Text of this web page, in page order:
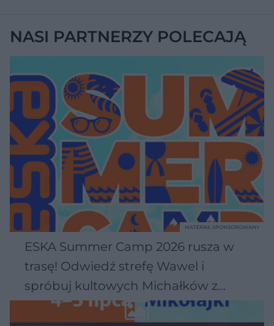
NASI PARTNERZY POLECAJĄ
ESKA Summer Camp 2026 rusza w
trasę! Odwiedź strefę Wawel i
spróbuj kultowych Michałków z
Wawelu
MATERIAŁ SPONSOROWANY